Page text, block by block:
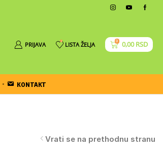
PRIJAVA 0 LISTA ŽELJA 0 0,00RSD
KONTAKT
Vrati se na prethodnu stranu